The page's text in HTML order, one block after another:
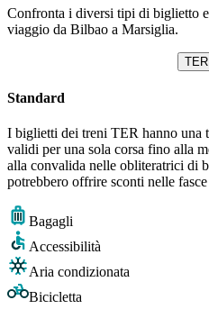
Confronta i diversi tipi di biglietto
viaggio da Bilbao a Marsiglia.
TER
Standard
I biglietti dei treni TER hanno una
validi per una sola corsa fino alla
alla convalida nelle obliteratrici di
potrebbero offrire sconti nelle
Bagagli
Accessibilità
Aria condizionata
Bicicletta